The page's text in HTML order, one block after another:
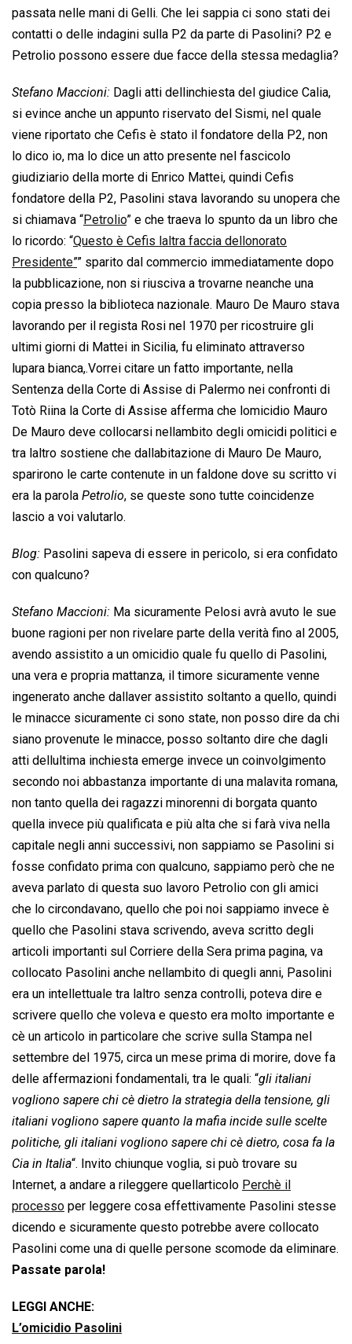
passata nelle mani di Gelli. Che lei sappia ci sono stati dei
contatti o delle indagini sulla P2 da parte di Pasolini? P2 e
Petrolio possono essere due facce della stessa medaglia?
Stefano Maccioni: Dagli atti dellinchiesta del giudice Calia,
si evince anche un appunto riservato del Sismi, nel quale
viene riportato che Cefis è stato il fondatore della P2, non
lo dico io, ma lo dice un atto presente nel fascicolo
giudiziario della morte di Enrico Mattei, quindi Cefis
fondatore della P2, Pasolini stava lavorando su unopera che
si chiamava “Petrolio” e che traeva lo spunto da un libro che
lo ricordo: “Questo è Cefis laltra faccia dellonorato
Presidente”” sparito dal commercio immediatamente dopo
la pubblicazione, non si riusciva a trovarne neanche una
copia presso la biblioteca nazionale. Mauro De Mauro stava
lavorando per il regista Rosi nel 1970 per ricostruire gli
ultimi giorni di Mattei in Sicilia, fu eliminato attraverso
lupara bianca,.Vorrei citare un fatto importante, nella
Sentenza della Corte di Assise di Palermo nei confronti di
Totò Riina la Corte di Assise afferma che lomicidio Mauro
De Mauro deve collocarsi nellambito degli omicidi politici e
tra laltro sostiene che dallabitazione di Mauro De Mauro,
sparirono le carte contenute in un faldone dove su scritto vi
era la parola  Petrolio, se queste sono tutte coincidenze
lascio a voi valutarlo.
Blog: Pasolini sapeva di essere in pericolo, si era confidato
con qualcuno?
Stefano Maccioni: Ma sicuramente Pelosi avrà avuto le sue
buone ragioni per non rivelare parte della verità fino al 2005,
avendo assistito a un omicidio quale fu quello di Pasolini,
una vera e propria mattanza, il timore sicuramente venne
ingenerato anche dallaver assistito soltanto a quello, quindi
le minacce sicuramente ci sono state, non posso dire da chi
siano provenute le minacce, posso soltanto dire che dagli
atti dellultima inchiesta emerge invece un coinvolgimento
secondo noi abbastanza importante di una malavita romana,
non tanto quella dei ragazzi minorenni di borgata quanto
quella invece più qualificata e più alta che si farà viva nella
capitale negli anni successivi, non sappiamo se Pasolini si
fosse confidato prima con qualcuno, sappiamo però che ne
aveva parlato di questa suo lavoro Petrolio con gli amici
che lo circondavano, quello che poi noi sappiamo invece è
quello che Pasolini stava scrivendo, aveva scritto degli
articoli importanti sul Corriere della Sera prima pagina, va
collocato Pasolini anche nellambito di quegli anni, Pasolini
era un intellettuale tra laltro senza controlli, poteva dire e
scrivere quello che voleva e questo era molto importante e
cè un articolo in particolare che scrive sulla Stampa nel
settembre del 1975, circa un mese prima di morire, dove fa
delle affermazioni fondamentali, tra le quali: “gli italiani
vogliono sapere chi cè dietro la strategia della tensione, gli
italiani vogliono sapere quanto la mafia incide sulle scelte
politiche, gli italiani vogliono sapere chi cè dietro, cosa fa la
Cia in Italia“. Invito chiunque voglia, si può trovare su
Internet, a andare a rileggere quellarticolo  Perchè il
processo  per leggere cosa effettivamente Pasolini stesse
dicendo e sicuramente questo potrebbe avere collocato
Pasolini come una di quelle persone scomode da eliminare.
Passate parola!
LEGGI ANCHE:
L’omicidio Pasolini